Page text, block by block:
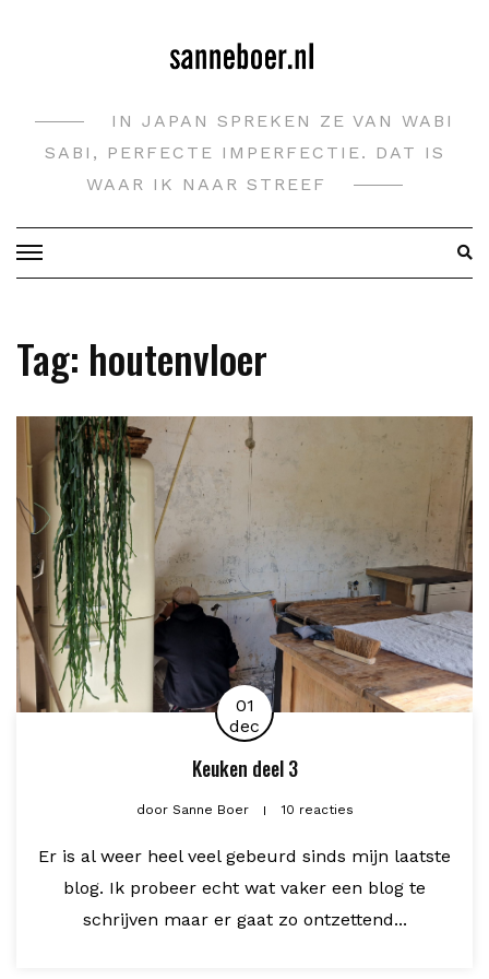
IN JAPAN SPREKEN ZE VAN WABI
SABI, PERFECTE IMPERFECTIE. DAT IS
WAAR IK NAAR STREEF
Tag: houtenvloer
01
dec
Keuken deel 3
doorSanne Boer 10 reacties
Er is al weer heel veel gebeurd sinds mijn laatste
blog. Ik probeer echt wat vaker een blog te
schrijven maar er gaat zo ontzettend...